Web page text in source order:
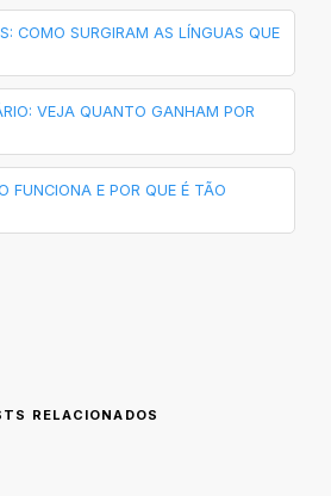
COMO SURGIRAM AS LÍNGUAS QUE
VEJA QUANTO GANHAM POR
FUNCIONA E POR QUE É TÃO
RELACIONADOS